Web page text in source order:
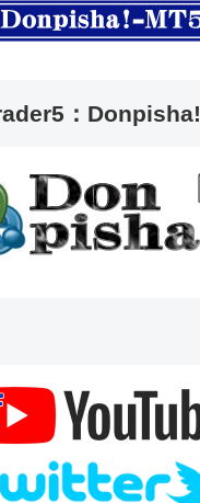
：Donpisha!